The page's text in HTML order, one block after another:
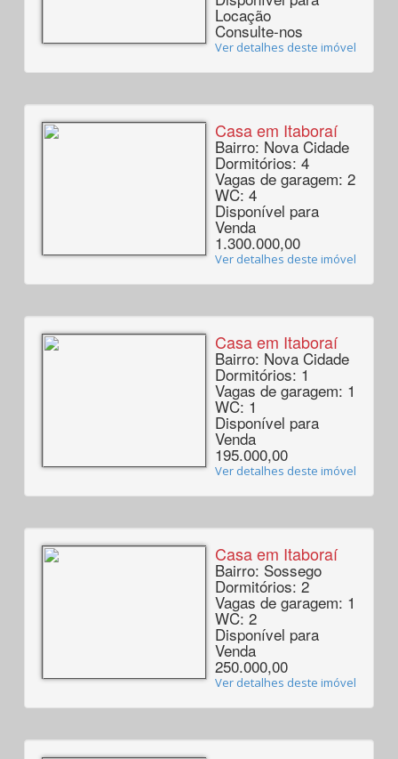
Locação
Consulte-nos
Ver detalhes deste imóvel
Casa em Itaboraí
Bairro: Nova Cidade
Dormitórios: 4
Vagas de garagem: 2
WC: 4
Disponível para
Venda
1.300.000,00
Ver detalhes deste imóvel
Casa em Itaboraí
Bairro: Nova Cidade
Dormitórios: 1
Vagas de garagem: 1
WC: 1
Disponível para
Venda
195.000,00
Ver detalhes deste imóvel
Casa em Itaboraí
Bairro: Sossego
Dormitórios: 2
Vagas de garagem: 1
WC: 2
Disponível para
Venda
250.000,00
Ver detalhes deste imóvel